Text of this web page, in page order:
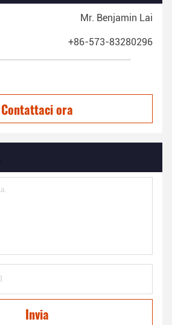
Mr. Benjamin Lai
+86-573-83280296
Contattaci ora
Invia